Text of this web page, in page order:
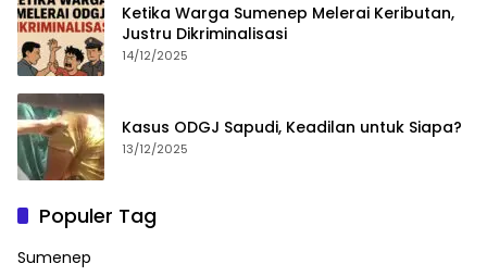
Ketika Warga Sumenep Melerai Keributan,
Justru Dikriminalisasi
14/12/2025
Kasus ODGJ Sapudi, Keadilan untuk Siapa?
13/12/2025
Populer Tag
Sumenep